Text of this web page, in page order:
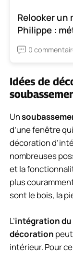
Relooker un
Philippe :
0
Idées de
Un
d’une fenêtre
décoration
nombreuses
et la
plus
sont le bois, la
L’intégration du
décoration
intérieur. Pour